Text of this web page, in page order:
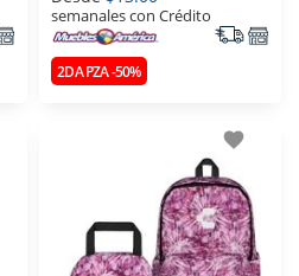
semanales con Crédito
2DA PZA -50%
favorite